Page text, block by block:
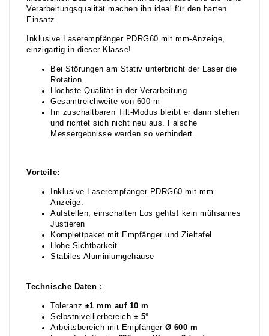
Verarbeitungsqualität machen ihn ideal für den harten
Einsatz.
Inklusive Laserempfänger PDRG60 mit mm-Anzeige,
einzigartig in dieser Klasse!
Bei Störungen am Stativ unterbricht der Laser die
Rotation.
Höchste Qualität in der Verarbeitung
Gesamtreichweite von 600 m
Im zuschaltbaren Tilt-Modus bleibt er dann stehen
und richtet sich nicht neu aus. Falsche
Messergebnisse werden so verhindert.
Vorteile:
Inklusive Laserempfänger PDRG60 mit mm-
Anzeige.
Aufstellen, einschalten Los gehts! kein mühsames
Justieren
Komplettpaket mit Empfänger und Zieltafel
Hohe Sichtbarkeit
Stabiles Aluminiumgehäuse
Technische Daten :
Toleranz ±1 mm auf 10 m
Selbstnivellierbereich ± 5°
Arbeitsbereich mit Empfänger Ø 600 m